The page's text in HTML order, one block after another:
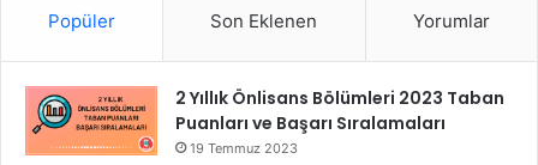
Popüler Son Eklenen Yorumlar
2 Yıllık Önlisans Bölümleri 2023 Taban
Puanları ve Başarı Sıralamaları
19 Temmuz 2023